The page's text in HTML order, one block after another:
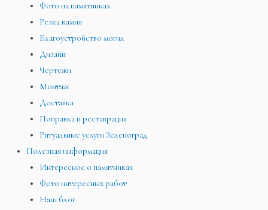
Фото на памятниках
Резка камня
Благоустройство могил
Дизайн
Чертежи
Монтаж
Доставка
Поправка и реставрация
Ритуальные услуги Зеленоград
Полезная информация
Интересное о памятниках
Фото интересных работ
Наш блог